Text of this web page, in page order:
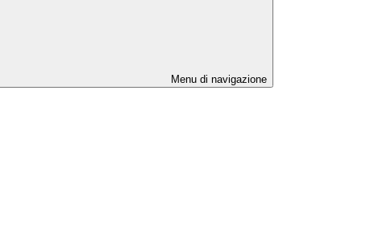
Menu di navigazione